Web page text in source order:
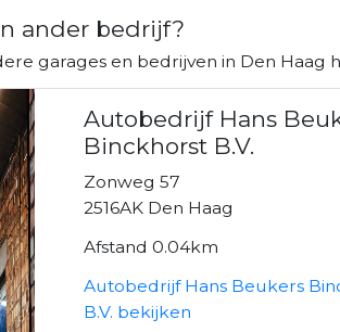
ander bedrijf?
garages en bedrijven in Den Haag
Autobedrijf Hans
Binckhorst B.V.
Zonweg 57
2516AK Den Haag
Afstand 0.04km
Autobedrijf Hans Beukers
B.V. bekijken